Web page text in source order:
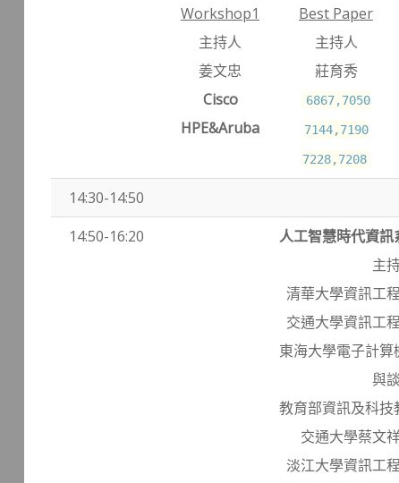
Workshop1
主持人
姜文忠
Cisco
HPE&Aruba
Best Paper
主持人
莊育秀
6867,7050
7144,7190
7228,7208
14:30-14:50
14:50-16:20
人工智慧時代資
主
清華大學資訊工
交通大學資訊工
東海大學電子計
與
教育部資訊及科
交通大學蔡文
淡江大學資訊工